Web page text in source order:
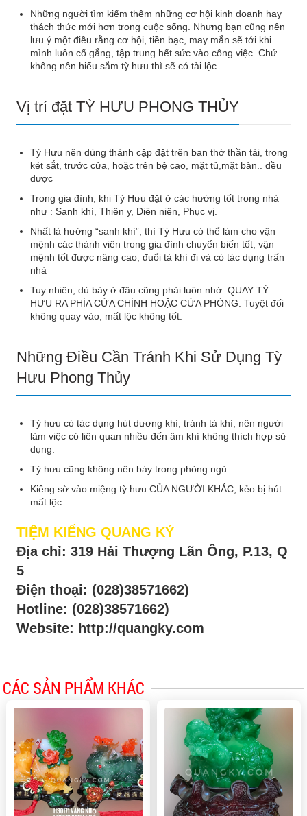
Những người tìm kiếm thêm những cơ hội kinh doanh hay
thách thức mới hơn trong cuộc sống. Nhưng bạn cũng nên
lưu ý một điều rằng cơ hội, tiền bạc, may mắn sẽ tới khi
mình luôn cố gắng, tập trung hết sức vào công việc. Chứ
không nên hiểu sắm tỳ hưu thì sẽ có tài lộc.
Vị trí đặt TỲ HƯU PHONG THỦY
Tỳ Hưu nên dùng thành cặp đặt trên ban thờ thần tài, trong
két sắt, trước cửa, hoặc trên bệ cao, mặt tủ,mặt bàn.. đều
được
Trong gia đình, khi Tỳ Hưu đặt ở các hướng tốt trong nhà
như : Sanh khí, Thiên y, Diên niên, Phục vị.
Nhất là hướng “sanh khí”, thì Tỳ Hưu có thể làm cho vận
mệnh các thành viên trong gia đình chuyển biến tốt, vận
mệnh tốt được nâng cao, đuổi tà khí đi và có tác dụng trấn
nhà
Tuy nhiên, dù bày ở đâu cũng phải luôn nhớ: QUAY TỲ
HƯU RA PHÍA CỬA CHÍNH HOẶC CỬA PHÒNG. Tuyệt đối
không quay vào, mất lộc không tốt.
Những Điều Cần Tránh Khi Sử Dụng Tỳ
Hưu Phong Thủy
Tỳ hưu có tác dụng hút dương khí, tránh tà khí, nên người
làm việc có liên quan nhiều đến âm khí không thích hợp sử
dụng.
Tỳ hưu cũng không nên bày trong phòng ngủ.
Kiêng sờ vào miệng tỳ hưu CỦA NGƯỜI KHÁC, kẻo bị hút
mất lộc
TIỆM KIẾNG QUANG KÝ
Địa chỉ: 319 Hải Thượng Lãn Ông, P.13, Q
5
Điện thoại: (028)38571662)
Hotline: (028)38571662)
Website: http://quangky.com
CÁC SẢN PHẨM KHÁC